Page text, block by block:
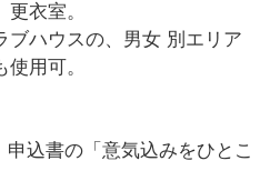
衣室。
ハウスの、男女 別エリア
用可。
込書の「意気込みをひとこ